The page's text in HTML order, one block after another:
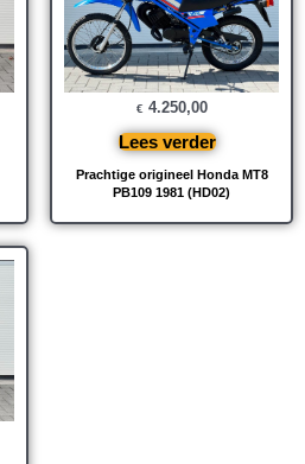
Prachtige origineel Honda MT8
PB109 1981 (HD02)
€ 4.250,00
Lees verder